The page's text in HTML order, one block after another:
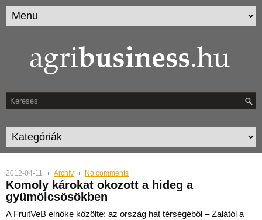
2012-04-11 Archív No comments
Komoly károkat okozott a hideg a
gyümölcsösökben
A FruitVeB elnöke közölte: az ország hat térségéből – Zalától a